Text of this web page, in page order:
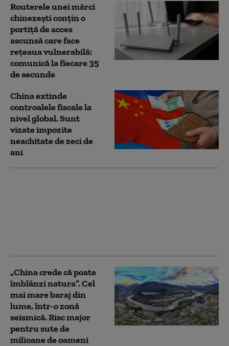
Routerele unei mărci
chinezești conțin o
portiță de acces
ascunsă care face
rețeaua vulnerabilă:
comunică la fiecare 35
de secunde
China extinde
controalele fiscale la
nivel global. Sunt
vizate impozite
neachitate de zeci de
ani
„China crede că poate
îmblânzi natura”. Cel
mai mare baraj din
lume, într-o zonă
seismică. Risc major
pentru sute de
milioane de oameni